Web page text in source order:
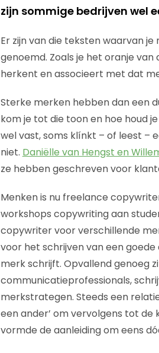
zijn sommige bedrijven wel
Er zijn van die teksten waarvan
genoemd. Zoals je het oranje
herkent en associeert met dat
Sterke merken hebben dan een
kom je tot die toon en hoe houd
wel vast, soms klínkt – of leest –
niet. Daniëlle van Hengst en
ze hebben geschreven voor
Menken is nu freelance
workshops copywriting aan
copywriter voor verschillende
voor het schrijven van een
merk schrijft. Opvallend genoeg
communicatieprofessionals,
merkstrategen. Steeds een
een ander’ om vervolgens tot
vormde de aanleiding om eens